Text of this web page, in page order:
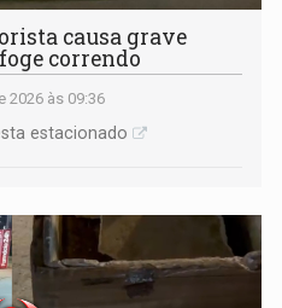
causa grave
correndo
2026 às 09:36
estacionado